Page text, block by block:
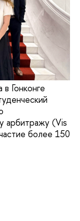
Гонконге
арбитражу (Vis
более 150